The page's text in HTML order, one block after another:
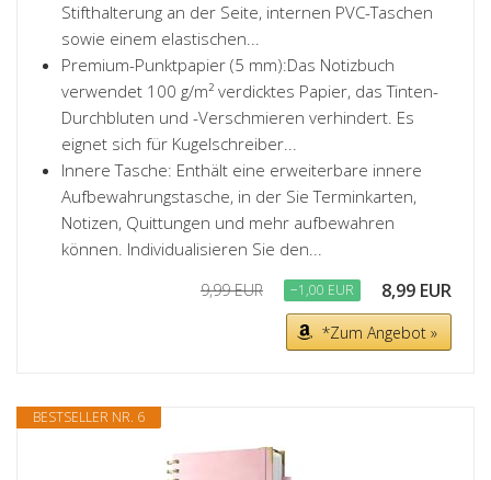
Stifthalterung an der Seite, internen PVC-Taschen
sowie einem elastischen...
Premium-Punktpapier (5 mm):Das Notizbuch
verwendet 100 g/m² verdicktes Papier, das Tinten-
Durchbluten und -Verschmieren verhindert. Es
eignet sich für Kugelschreiber...
Innere Tasche: Enthält eine erweiterbare innere
Aufbewahrungstasche, in der Sie Terminkarten,
Notizen, Quittungen und mehr aufbewahren
können. Individualisieren Sie den...
9,99 EUR −1,00 EUR 8,99 EUR
*Zum Angebot »
BESTSELLER NR. 6